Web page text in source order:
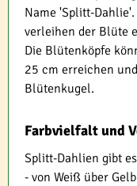
Name 'Splitt-
verleihen der Blüte
Die Blütenköpfe
25 cm erreichen
Blütenkugel.
Farbvielfalt und
Splitt-Dahlien gibt
- von Weiß über